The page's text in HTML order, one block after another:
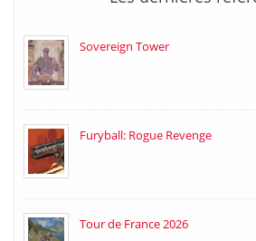
Sovereign Tower
Furyball: Rogue Revenge
Tour de France 2026